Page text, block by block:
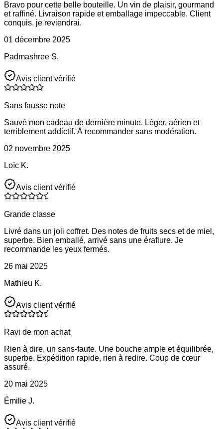
Bravo pour cette belle bouteille. Un vin de plaisir, gourmand
et raffiné. Livraison rapide et emballage impeccable. Client
conquis, je reviendrai.
01 décembre 2025
Padmashree S.
Avis client vérifié
Sans fausse note
Sauvé mon cadeau de dernière minute. Léger, aérien et
terriblement addictif. À recommander sans modération.
02 novembre 2025
Loïc K.
Avis client vérifié
Grande classe
Livré dans un joli coffret. Des notes de fruits secs et de miel,
superbe. Bien emballé, arrivé sans une éraflure. Je
recommande les yeux fermés.
26 mai 2025
Mathieu K.
Avis client vérifié
Ravi de mon achat
Rien à dire, un sans-faute. Une bouche ample et équilibrée,
superbe. Expédition rapide, rien à redire. Coup de cœur
assuré.
20 mai 2025
Émilie J.
Avis client vérifié